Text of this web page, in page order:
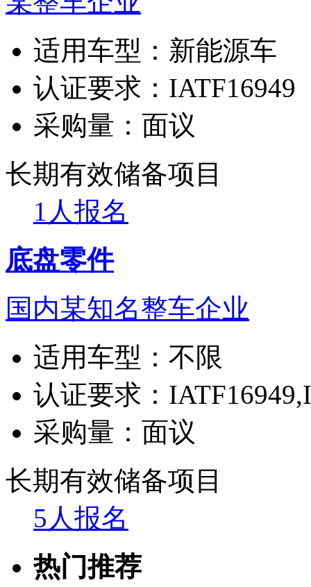
适用车型： 新能源车
认证要求： IATF16949
采购量： 面议
长期有效储备项目
1人报名
底盘零件
国内某知名整车企业
适用车型： 不限
认证要求：
采购量： 面议
长期有效储备项目
5人报名
热门推荐